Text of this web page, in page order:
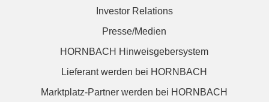
Investor Relations
Presse/Medien
HORNBACH Hinweisgebersystem
Lieferant werden bei HORNBACH
Marktplatz-Partner werden bei HORNBACH